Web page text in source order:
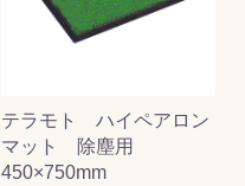
テラモト ハイペアロン
マット 除塵用
450×750mm